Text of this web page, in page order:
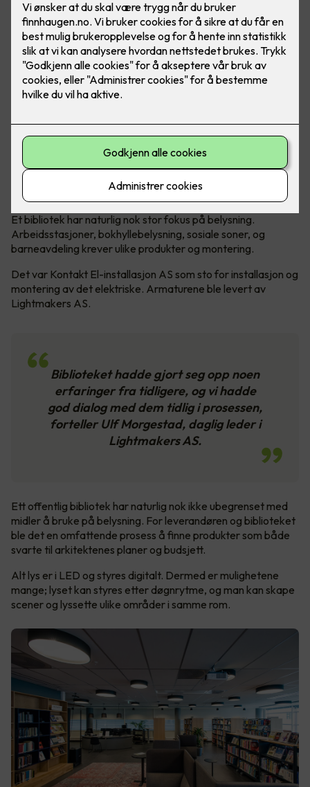
Sandvika Bibliotek er et komplekst
bygg der mange behov skal dekkes.
Et bibliotek har naturlig nok stor fokus på belysning.
Arbeidsstasjoner, bokhyllebelysning, sosiale soner, og
barneavdeling krever ulike produkter og montering.
Det var Kontakt El-installasjon AS som sto for installasjon og
montering av det elektriske. Armaturene ble levert av
Lightmakers AS.
Biblioteket hadde gjort seg opp noen
erfaringer fra tidligere, og vi hadde
god dialog med dem tidlig i prosessen,
forteller Ulf Morgestad, daglig leder i
Lightmakers AS.
Ett offentlig bibliotek har naturlig nok ikke ubegrenset med
midler å bruke på belysning. For leverandøren og biblioteket
ble det en omfattende prosess å finne produkter som både
svarte til arkitektenes planer og budsjett.
Alt lys er i LED og styres digitalt. Dermed er mulighetene
mange; lyset kan styres etter døgnrytme, og man kan skape
scener og lyssette ulike områder i samme rom.